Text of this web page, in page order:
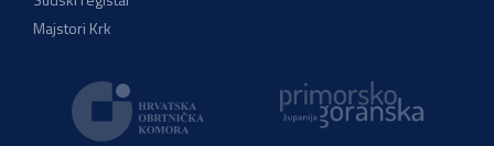
Majstori Krk